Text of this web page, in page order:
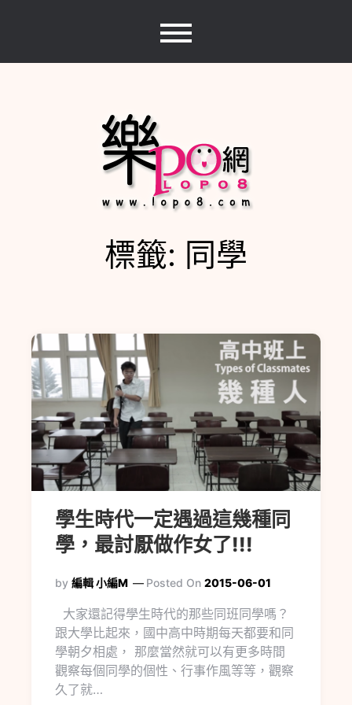
分享你的樂事，樂PO吧~標籤: 同學
學生時代一定遇過這幾種同
學，最討厭做作女了!!!
by 編輯 小編M Posted On 2015-06-01
大家還記得學生時代的那些同班同學嗎？
跟大學比起來，國中高中時期每天都要和同
學朝夕相處， 那麼當然就可以有更多時間
觀察每個同學的個性、行事作風等等，觀察
久了就…